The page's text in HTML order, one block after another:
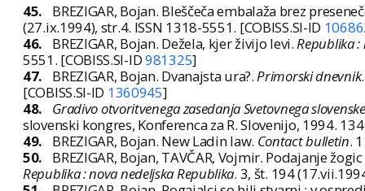
45.
BREZIGAR, Bojan. Bleščeča embalaža brez
(27.ix.1994), str.4. ISSN 1318-5551. [COBISS.SI-ID
46.
BREZIGAR, Bojan. Dežela, kjer živijo levi.Republika :
5551. [COBISS.SI-ID981325]
47.
BREZIGAR, Bojan. Dvanajsta ura?.Primorski dnevnik
[COBISS.SI-ID 1360945]
48.
Gradivo otvoritvenega zasedanja Svetovnega
slovenski kongres, Konferenca za R. Slovenijo, 1994.
49.
BREZIGAR, Bojan. New Ladin law. Contact bulletin.
50.
BREZIGAR, Bojan, TAVČAR, Vojmir. Podajanje
Republika : nova nedeljska Republika. 3, št. 194